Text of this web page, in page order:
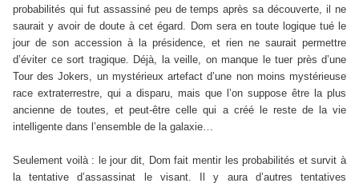
probabilités qui fut assassiné peu de temps après sa découverte, il ne
saurait y avoir de doute à cet égard. Dom sera en toute logique tué le
jour de son accession à la présidence, et rien ne saurait permettre
d’éviter ce sort tragique. Déjà, la veille, on manque le tuer près d’une
Tour des Jokers, un mystérieux artefact d’une non moins mystérieuse
race extraterrestre, qui a disparu, mais que l’on suppose être la plus
ancienne de toutes, et peut-être celle qui a créé le reste de la vie
intelligente dans l’ensemble de la galaxie…
Seulement voilà : le jour dit, Dom fait mentir les probabilités et survit à
la tentative d’assassinat le visant. Il y aura d’autres tentatives